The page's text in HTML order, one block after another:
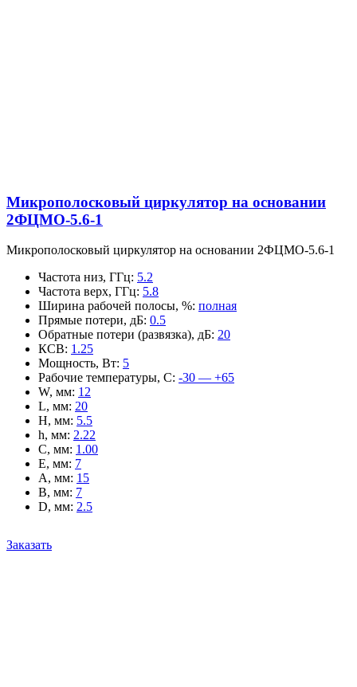
Микрополосковый циркулятор на основании
2ФЦМО-5.6-1
Микрополосковый циркулятор на основании 2ФЦМО-5.6-1
Частота низ, ГГц: 5.2
Частота верх, ГГц: 5.8
Ширина рабочей полосы, %: полная
Прямые потери, дБ: 0.5
Обратные потери (развязка), дБ: 20
КСВ: 1.25
Мощность, Вт: 5
Рабочие температуры, С: -30 — +65
W, мм: 12
L, мм: 20
H, мм: 5.5
h, мм: 2.22
C, мм: 1.00
E, мм: 7
A, мм: 15
B, мм: 7
D, мм: 2.5
Заказать